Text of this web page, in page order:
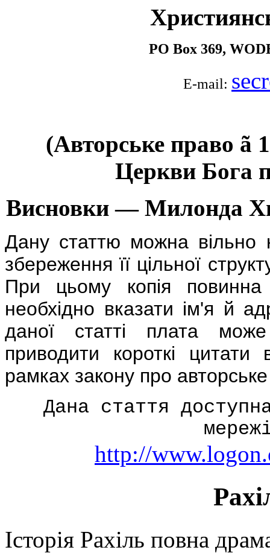
PO Box 369,
E-mail:
(Авторське право ã
Церкви Бога
Висновки — Милонда
Дану статтю можна вільно
збереження її цільної
При цьому копія
необхідно вказати ім'я й
даної статті плата
приводити короткі
рамках закону про
Дана стаття
http://
Історія Рахіль повна